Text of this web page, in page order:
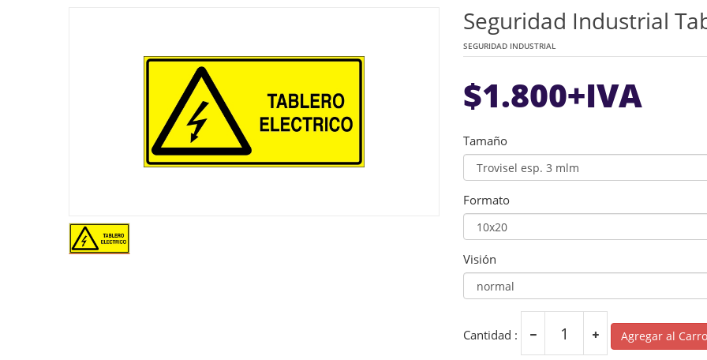
Seguridad Industrial
SEGURIDAD INDUSTRIAL
$1.800+IVA
Tamaño
Formato
Visión
Cantidad : Agregar al Carro